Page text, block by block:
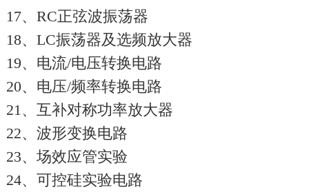
17、RC正弦波振荡器
18、LC振荡器及选频放大器
19、电流/电压转换电路
20、电压/频率转换电路
21、互补对称功率放大器
22、波形变换电路
23、场效应管实验
24、可控硅实验电路